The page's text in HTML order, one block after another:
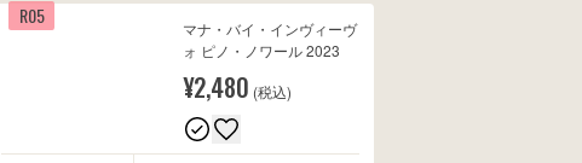
R05
マナ・バイ・インヴィーヴ
ォ ピノ・ノワール 2023
¥2,480 (税込)